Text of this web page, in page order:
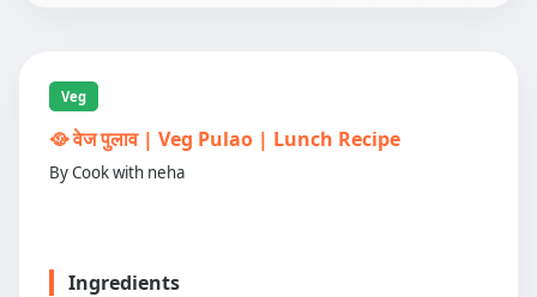
Veg
🥘 वेज पुलाव | Veg Pulao | Lunch Recipe
By Cook with neha
Ingredients